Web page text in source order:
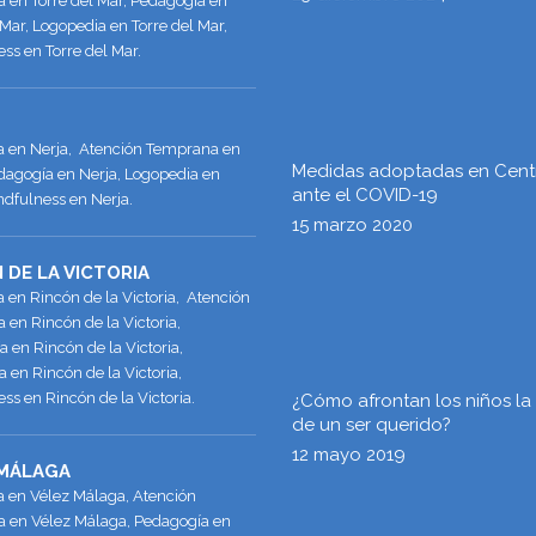
Logopedia en Torre del Mar,
en Torre del Mar.
en Nerja, Atención Temprana en
en Nerja, Logopedia en
en Nerja.
DE LA VICTORIA
en Rincón de la Victoria, Atención
en Rincón de la Victoria,
en Rincón de la Victoria,
en Rincón de la Victoria,
en Rincón de la Victoria.
en Vélez Málaga, Atención
en Vélez Málaga, Pedagogía en
Medidas adoptadas en
ante el COVID-19
15 marzo 2020
¿Cómo afrontan los niños
de un ser querido?
12 mayo 2019